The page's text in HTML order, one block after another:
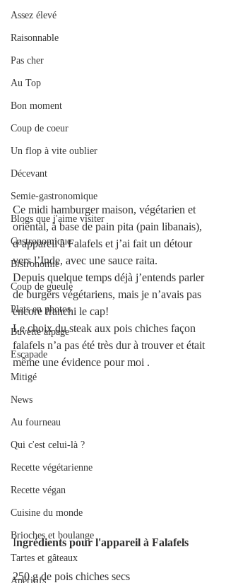
Assez élevé
Raisonnable
Pas cher
Au Top
Bon moment
Coup de coeur
Un flop à vite oublier
Décevant
Semie-gastronomique
Blogs que j'aime visiter
Gastronomique
Bistronomie
Coup de gueule
Plats en photos
Buvette alpage
Escapade
Mitigé
News
Au fourneau
Qui c'est celui-là ?
Recette végétarienne
Recette végan
Cuisine du monde
Brioches et boulange
Tartes et gâteaux
Apéritifs
Ce midi hamburger maison, végétarien et
oriental, à base de pain pita (pain libanais),
d’appareil à Falafels et j’ai fait un détour
vers l’Inde, avec une sauce raita.
Depuis quelque temps déjà j’entends parler
de burgers végétariens, mais je n’avais pas
encore franchi le cap!
Le choix du steak aux pois chiches façon
falafels n’a pas été très dur à trouver et était
même une évidence pour moi .
Ingrédients pour l'appareil à Falafels
250 g de pois chiches secs